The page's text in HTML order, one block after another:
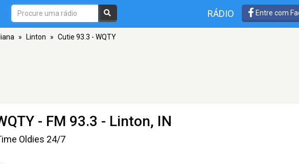
RÁDIO Entre com
» Linton » Cutie 93.3 - WQTY
- FM 93.3 - Linton, IN
Oldies 24/7